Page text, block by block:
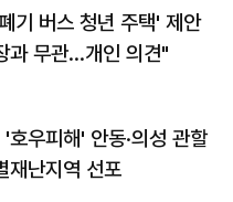
기 버스 청년 주택' 제안
과 무관…개인 의견"
우피해' 안동·의성 관할
재난지역 선포